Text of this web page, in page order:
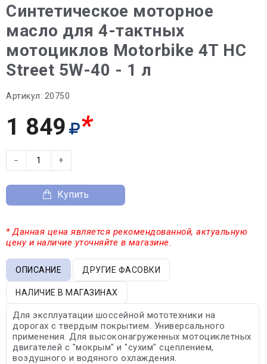
Синтетическое моторное
масло для 4-тактных
мотоциклов Motorbike 4T HC
Street 5W-40 - 1 л
Артикул: 20750
1 849 *
− +
Купить
* Данная цена является рекомендованной, актуальную
цену и наличие уточняйте в магазине.
ОПИСАНИЕ ДРУГИЕ ФАСОВКИ
НАЛИЧИЕ В МАГАЗИНАХ
Для эксплуатации шоссейной мототехники на
дорогах с твердым покрытием. Универсального
применения. Для высоконагруженных мотоциклетных
двигателей с "мокрым" и "сухим" сцеплением,
воздушного и водяного охлаждения.